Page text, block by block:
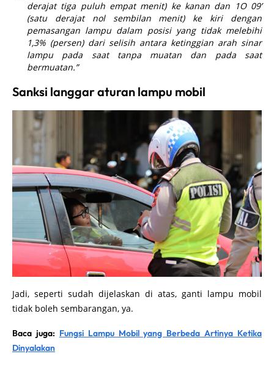
derajat tiga puluh empat menit) ke kanan dan 1O 09’
(satu derajat nol sembilan menit) ke kiri dengan
pemasangan lampu dalam posisi yang tidak melebihi
1,3% (persen) dari selisih antara ketinggian arah sinar
lampu pada saat tanpa muatan dan pada saat
bermuatan.”
Sanksi langgar aturan lampu mobil
Jadi, seperti sudah dijelaskan di atas, ganti lampu mobil
tidak boleh sembarangan, ya.
Baca juga: Fungsi Lampu Mobil yang Berbeda Artinya Ketika
Dinyalakan